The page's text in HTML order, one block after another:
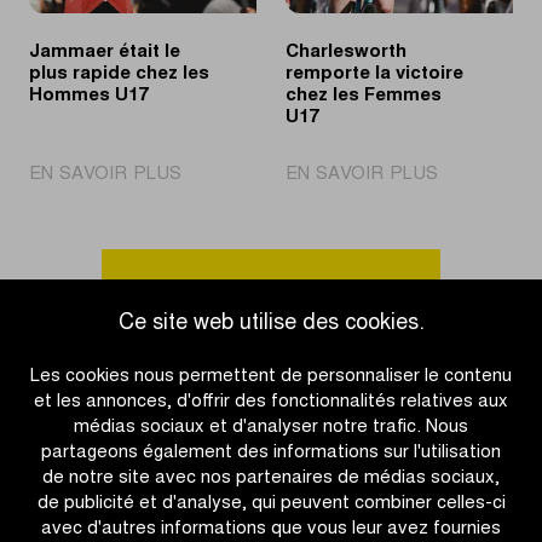
Ce site web utilise des cookies.
Les cookies nous permettent de personnaliser le contenu
et les annonces, d'offrir des fonctionnalités relatives aux
médias sociaux et d'analyser notre trafic. Nous
partageons également des informations sur l'utilisation
de notre site avec nos partenaires de médias sociaux,
de publicité et d'analyse, qui peuvent combiner celles-ci
avec d'autres informations que vous leur avez fournies
Jammaer était le
plus rapide chez les
Hommes U17
EN SAVOIR PLUS
le
plus
chez
Hommes
U17
Charlesworth
remporte la victoire
chez les Femmes
U17
EN SAVOIR PLUS
la
victoire
U17